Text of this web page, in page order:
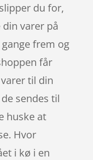
du for,
varer på
frem og
får
til din
sendes til
huske at
Hvor
i kø i en